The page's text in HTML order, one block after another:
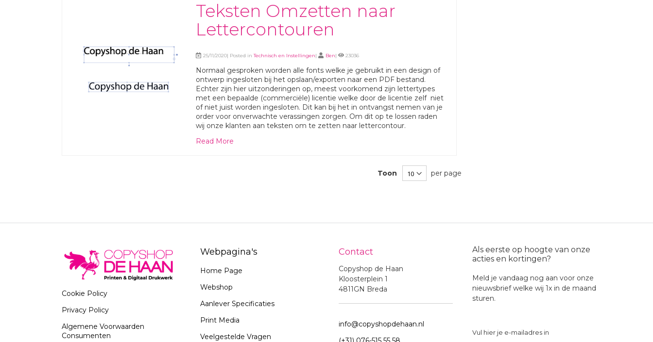
Teksten Omzetten naar
Lettercontouren
25/11/2020| Posted inTechnisch en Instellingen| Ben| 23036
Normaal gesproken worden alle fonts welke je gebruikt in een design of
ontwerp ingesloten bij het opslaan/exporten naar een PDF bestand.
Echter zijn hier uitzonderingen op, meest voorkomend zijn lettertypes
met een bepaalde (commerciële) licentie welke door de licentie zelf niet
of niet juist worden ingesloten. Dit kan bij het in ontvangst nemen van je
order voor onverwachte verassingen zorgen. Om dit op te lossen raden
wij onze klanten aan teksten om te zetten naar lettercontour.
Read More
Toon per page
Cookie Policy
Privacy Policy
Algemene Voorwaarden
Consumenten
Webpagina's
Home Page
Webshop
Aanlever Specificaties
Print Media
Veelgestelde Vragen
Contact
Copyshop de Haan
Kloosterplein 1
4811GN Breda
info@copyshopdehaan.nl
Als eerste op hoogte van onze
acties en kortingen?
Meld je vandaag nog aan voor onze
nieuwsbrief welke wij 1x in de maand
sturen.
Vul hier je e-mailadres in